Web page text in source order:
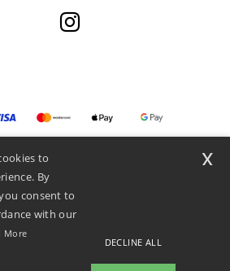
to
By
consent to
with our
More
DECLINE ALL
x